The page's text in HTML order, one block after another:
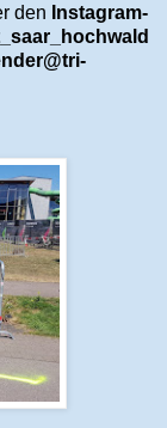
den Instagram-